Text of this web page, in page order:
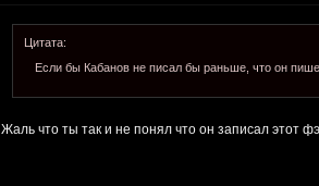
Цитата:
Если бы Кабанов не писал бы раньше, что он
Жаль что ты так и не понял что он записал этот